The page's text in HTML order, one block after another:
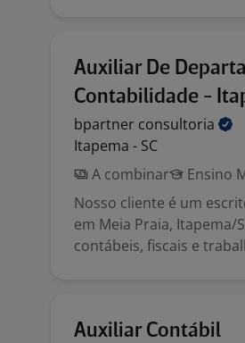
Auxiliar De
Contabilidade -
bpartner consultoria
Itapema - SC
A combinar
Ensino
Nosso cliente é um
em Meia Praia, Itapema/
contábeis, fiscais e
Auxiliar Contábil